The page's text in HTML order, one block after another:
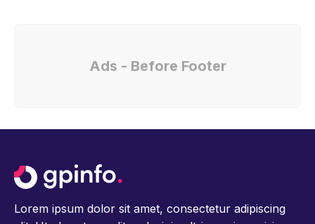
Ads - Before Footer
Lorem ipsum dolor sit amet, consectetur adipiscing